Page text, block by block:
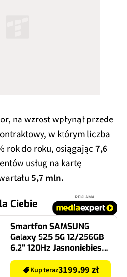
na wzrost wpłynął przede
w którym liczba
rok do roku, osiągając7,6
usług na kartę
5,7 mln.
Ciebie
REKLAMA
Smartfon SAMSUNG
Galaxy S25 5G 12/256GB
6.2" 120Hz Jasnoniebieski
SM-S931 EU
Kup teraz3199.99 zł